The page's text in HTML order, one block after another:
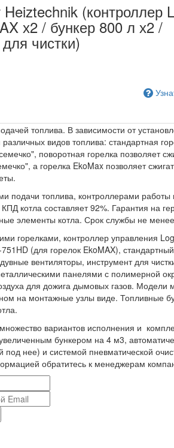
(контроллер
х2 / бункер 800 л х2 /
чистки)
топлива. В зависимости от
видов топлива: стандартная
поворотная горелка позволяет
а горелка EkoMax позволяет
подачи топлива, контроллерами работы
котла составляет 92%. Гарантия на
элементы котла. Срок службы не
горелками, контроллер управления
(для горелок EkoMAX),
вентиляторы, инструмент для
панелями с полимерной
для дожига дымовых газов. Модели
на монтажные узлы виде. Топливные
вариантов исполнения и
бункером на 4 м3,
нее) и системой пневматической
обратитесь к менеджерам